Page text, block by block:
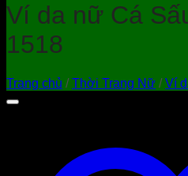
Ví da nữ Cá
1518
Trang chủ / Thời Trang Nữ / Ví